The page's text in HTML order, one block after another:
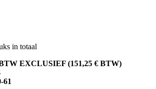
in totaal
EXCLUSIEF (151,25 € BTW)
61